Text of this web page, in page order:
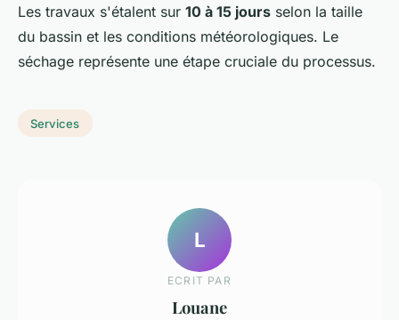
Les travaux s'étalent sur 10 à 15 jours selon la taille
du bassin et les conditions météorologiques. Le
séchage représente une étape cruciale du processus.
Services
L
ECRIT PAR
Louane